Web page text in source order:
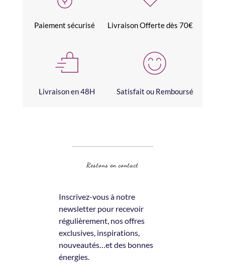
Paiement sécurisé Livraison Offerte dès 70€
Livraison en 48H Satisfait ou Remboursé
Restons en contact
Inscrivez-vous à notre
newsletter pour recevoir
régulièrement, nos offres
exclusives, inspirations,
nouveautés…et des bonnes
énergies.